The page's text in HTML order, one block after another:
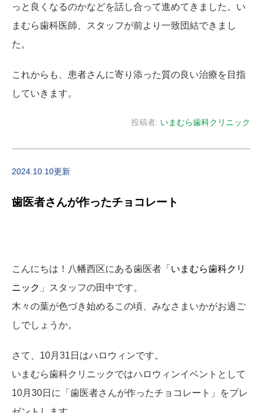
っと良くなるのかなどを話し合って進めてきました。い
まむら歯科医師、スタッフが前より一致団結できまし
た。
これからも、患者さんに寄り添った質の良い治療を目指
していきます。
投稿者: いまむら歯科クリニック
2024.10.10更新
歯医者さんが作ったチョコレート
こんにちは！八幡西区にある歯医者「 いまむら歯科クリ
ニック 」スタッフの田中です。
木々の葉が色づき始めるこの頃、みなさまいかがお過ご
しでしょうか。
さて、10月31日はハロウィンです。
いまむら歯科クリニックではハロウィンイベントとして
10月30日に「歯医者さんが作ったチョコレート」をプレ